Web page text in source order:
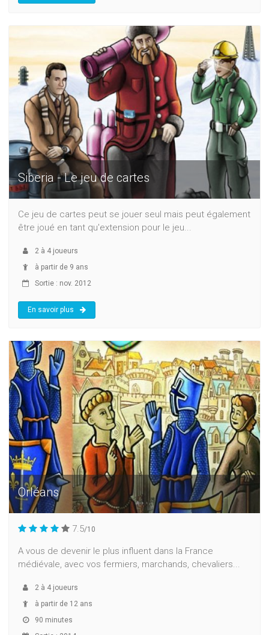
Siberia - Le jeu de cartes
Ce jeu de cartes peut se jouer seul mais peut également
être joué en tant qu'extension pour le jeu...
2 à 4 joueurs
à partir de 9 ans
Sortie : nov. 2012
En savoir plus
Orléans
7.5/10
A vous de devenir le plus influent dans la France
médiévale, avec vos fermiers, marchands, chevaliers...
2 à 4 joueurs
à partir de 12 ans
90 minutes